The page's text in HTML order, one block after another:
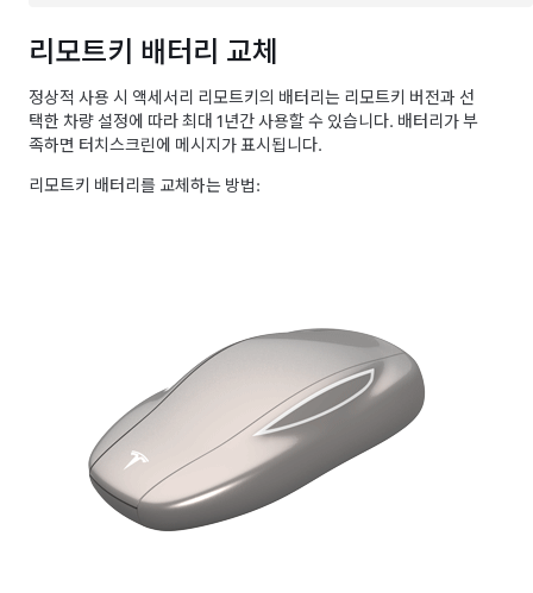
리모트키 배터리 교체
정상적 사용 시 액세서리 리모트키의 배터리는 리모트키 버전과 선
택한 차량 설정에 따라 최대 1년간 사용할 수 있습니다. 배터리가 부
족하면 터치스크린에 메시지가 표시됩니다.
리모트키 배터리를 교체하는 방법: